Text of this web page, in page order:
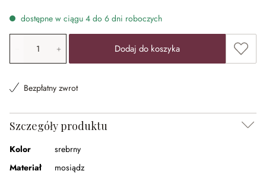
dostępne w ciągu 4 do 6 dni roboczych
Ilość produktu: Wprowadź żądaną wartość lub użyj
Dodaj do koszyka Dodaj
Bezpłatny zwrot
Szczegóły produktu
Kolor
srebrny
Materiał
mosiądz